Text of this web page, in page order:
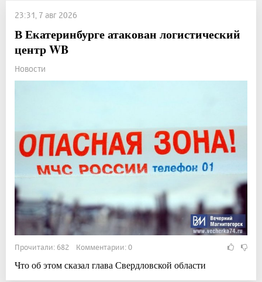
23:31, 7 авг 2026
В Екатеринбурге атакован логистический
центр WB
Новости
Прочитали: 682 Комментарии: 0
Что об этом сказал глава Свердловской области